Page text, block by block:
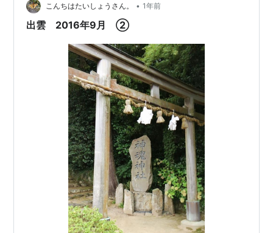
なり、イザナギは長く待たされたこともあり、火を灯し
て見たところ、イザナミは変わり果てた姿となって全身
こんちはたいしょうさん。 • 1年前
出雲 2016年9月 ②